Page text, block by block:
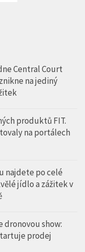
Central Court
na jediný
produktů FIT.
na portálech
najdete po celé
jídlo a zážitek v
dronovou show:
prodej